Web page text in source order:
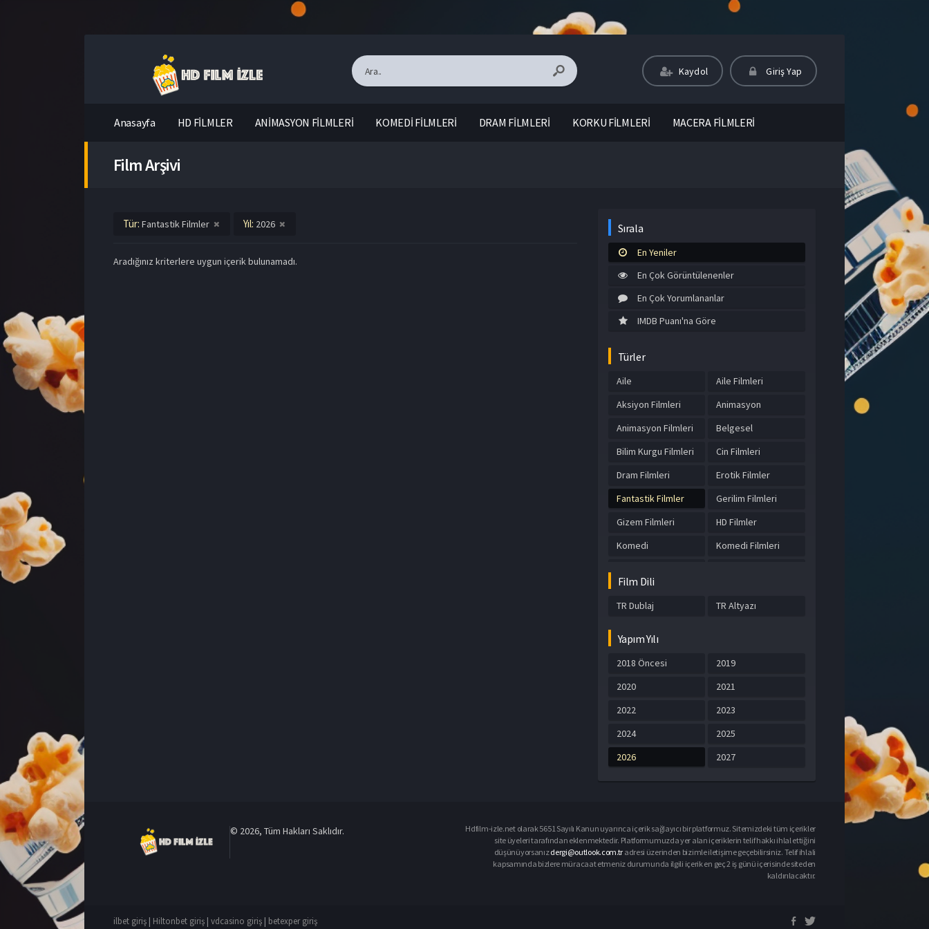
Kaydol Giriş Yap
Anasayfa HD FİLMLER ANİMASYON FİLMLERİ KOMEDİ FİLMLERİ DRAM FİLMLERİ KORKU FİLMLERİ MACERA FİLMLERİ
Film Arşivi
Tür: Fantastik Filmler Yıl: 2026
Aradığınız kriterlere uygun içerik bulunamadı.
Sırala
En Yeniler
En Çok Görüntülenenler
En Çok Yorumlananlar
IMDB Puanı'na Göre
Türler
Aile
Aile Filmleri
Aksiyon Filmleri
Animasyon
Animasyon Filmleri
Belgesel
Bilim Kurgu Filmleri
Cin Filmleri
Dram Filmleri
Erotik Filmler
Fantastik Filmler
Gerilim Filmleri
Gizem Filmleri
HD Filmler
Komedi
Komedi Filmleri
Film Dili
TR Dublaj TR Altyazı
Yapım Yılı
2018 Öncesi
2019
2020
2021
2022
2023
2024
2025
2026
2027
© 2026, Tüm Hakları Saklıdır.
Hdfilm-izle.net olarak 5651 Sayılı Kanun uyarınca içerik sağlayıcı bir platformuz. Sitemizdeki tüm içerikler
site üyeleri tarafından eklenmektedir. Platformumuzda yer alan içeriklerin telif hakkı ihlal ettiğini
düşünüyorsanızdergi@outlook.com.tr adresi üzerinden bizimle iletişime geçebilirsiniz. Telif ihlali
kapsamında bizlere müracaat etmeniz durumunda ilgili içerik en geç 2 iş günü içerisinde siteden
kaldırılacaktır.
ilbet giriş | Hiltonbet giriş | vdcasino giriş | betexper giriş